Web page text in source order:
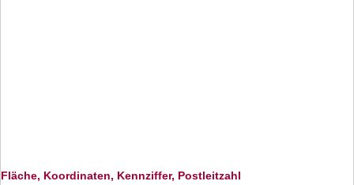
Fläche, Koordinaten, Kennziffer, Postleitzahl